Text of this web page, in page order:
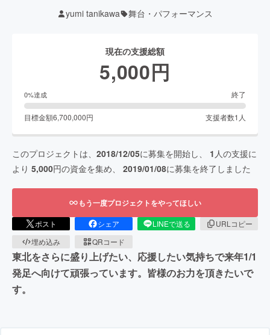
yumi tanikawa 舞台・パフォーマンス
現在の支援総額
5,000円
0%達成 終了
目標金額6,700,000円 支援者数1 人
このプロジェクトは、 2018/12/05に募集を開始し、 1 人の支援に
より 5,000円の資金を集め、 2019/01/08に募集を終了しました
もう一度プロジェクトをやってほしい
ポスト シェア LINEで送る
URLコピー
埋め込み
QRコード
東北をさらに盛り上げたい、応援したい気持ちで来年1/1
発足へ向けて頑張っています。皆様のお力を頂きたいで
す。